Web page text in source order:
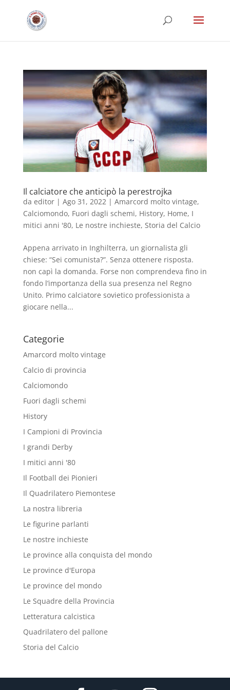
Il calciatore che anticipò la perestrojka
da editor| Ago 31, 2022| Amarcord molto vintage,
Calciomondo, Fuori dagli schemi, History, Home, I
mitici anni '80, Le nostre inchieste, Storia del Calcio
Appena arrivato in Inghilterra, un giornalista gli
chiese: “Sei comunista?”. Senza ottenere risposta.
non capì la domanda. Forse non comprendeva fino in
fondo l’importanza della sua presenza nel Regno
Unito. Primo calciatore sovietico professionista a
giocare nella...
Categorie
Amarcord molto vintage
Calcio di provincia
Calciomondo
Fuori dagli schemi
History
I Campioni di Provincia
I grandi Derby
I mitici anni '80
Il Football dei Pionieri
Il Quadrilatero Piemontese
La nostra libreria
Le figurine parlanti
Le nostre inchieste
Le province alla conquista del mondo
Le province d'Europa
Le province del mondo
Le Squadre della Provincia
Letteratura calcistica
Quadrilatero del pallone
Storia del Calcio